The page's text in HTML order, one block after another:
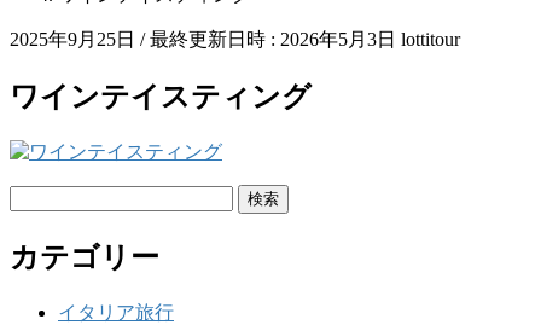
2025年9月25日 / 最終更新日時 : 2026年5月3日 lottitour
ワインテイスティング
カテゴリー
イタリア旅行